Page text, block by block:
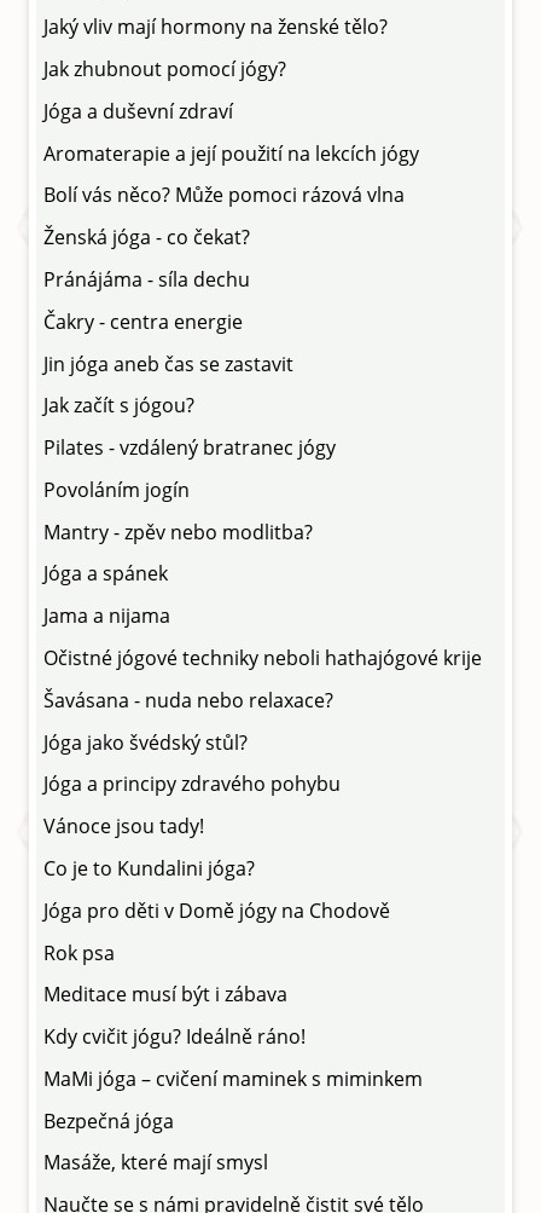
Jaký vliv mají hormony na ženské tělo?
Jak zhubnout pomocí jógy?
Jóga a duševní zdraví
Aromaterapie a její použití na lekcích jógy
Bolí vás něco? Může pomoci rázová vlna
Ženská jóga - co čekat?
Pránájáma - síla dechu
Čakry - centra energie
Jin jóga aneb čas se zastavit
Jak začít s jógou?
Pilates - vzdálený bratranec jógy
Povoláním jogín
Mantry - zpěv nebo modlitba?
Jóga a spánek
Jama a nijama
Očistné jógové techniky neboli hathajógové krije
Šavásana - nuda nebo relaxace?
Jóga jako švédský stůl?
Jóga a principy zdravého pohybu
Vánoce jsou tady!
Co je to Kundalini jóga?
Jóga pro děti v Domě jógy na Chodově
Rok psa
Meditace musí být i zábava
Kdy cvičit jógu? Ideálně ráno!
MaMi jóga – cvičení maminek s miminkem
Bezpečná jóga
Masáže, které mají smysl
Naučte se s námi pravidelně čistit své tělo